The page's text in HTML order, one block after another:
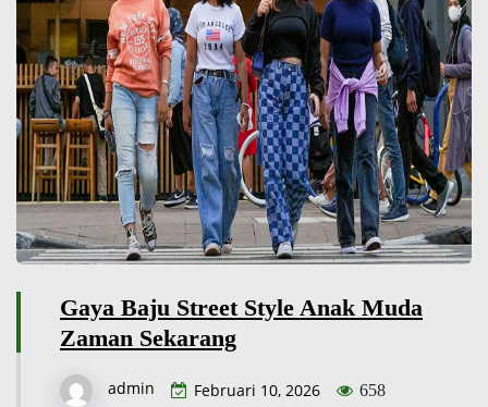
Gaya Baju Street Style Anak Muda
Zaman Sekarang
admin Februari 10, 2026 658